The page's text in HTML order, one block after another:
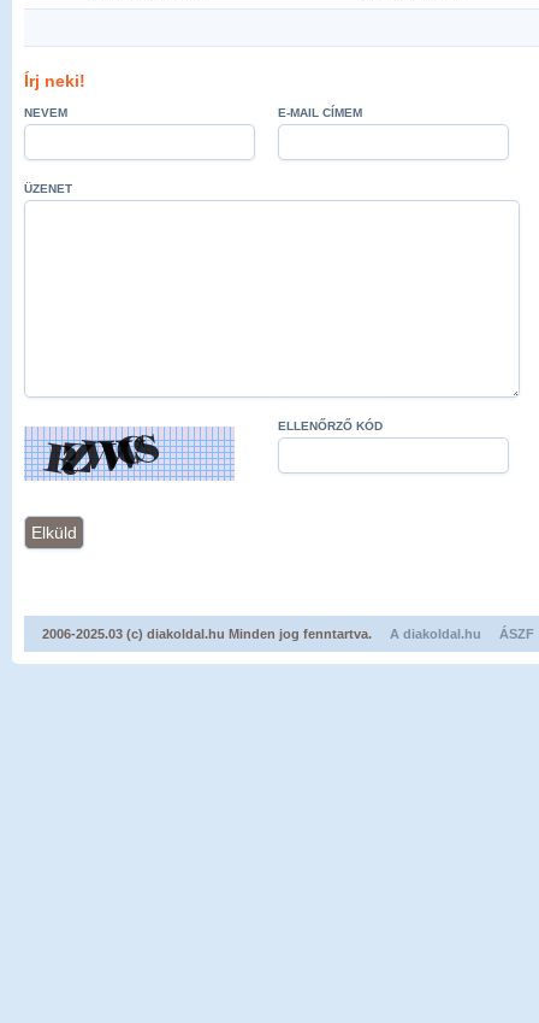
Írj neki!
NEVEM E-MAIL CÍMEM
ÜZENET
ELLENŐRZŐ KÓD
2006-2025.03 (c) diakoldal.hu Minden jog fenntartva. A diakoldal.hu ÁSZF